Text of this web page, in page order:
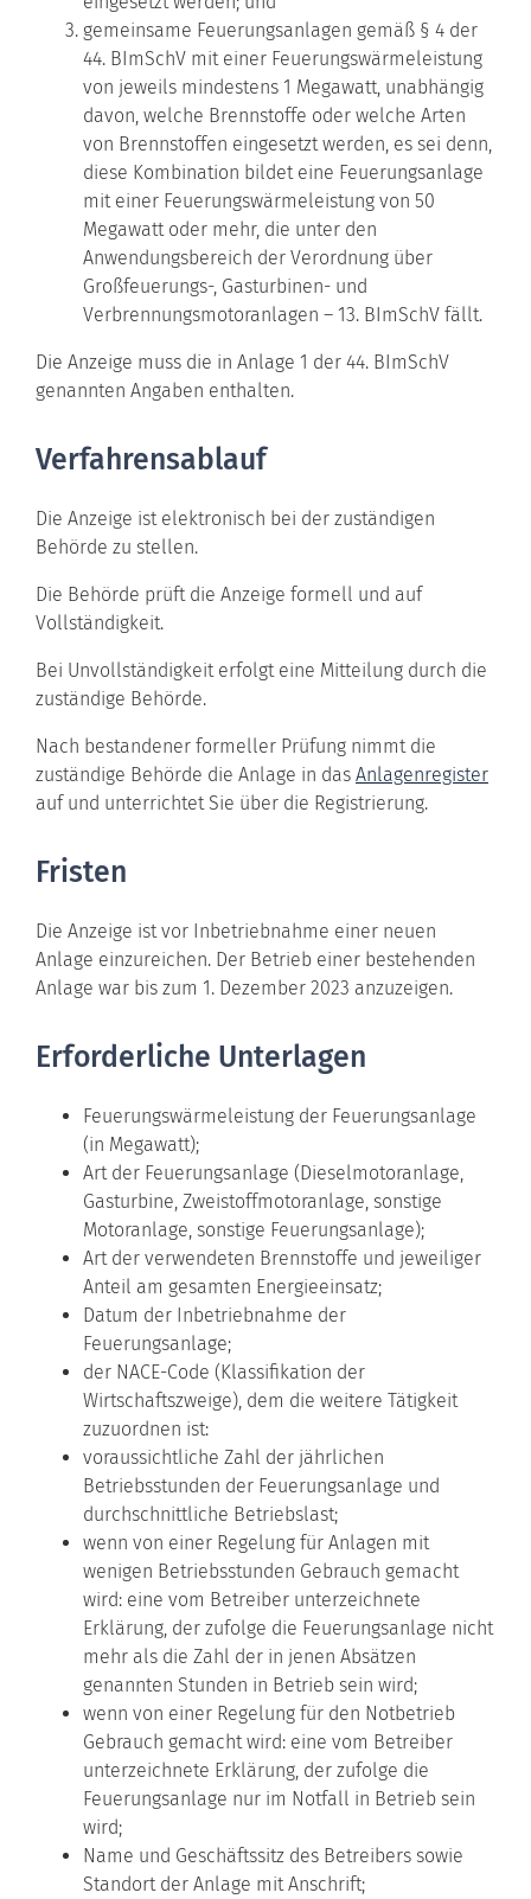
gemeinsame Feuerungsanlagen gemäß § 4 der
44. BImSchV mit einer Feuerungswärmeleistung
von jeweils mindestens 1 Megawatt, unabhängig
davon, welche Brennstoffe oder welche Arten
von Brennstoffen eingesetzt werden, es sei denn,
diese Kombination bildet eine Feuerungsanlage
mit einer Feuerungswärmeleistung von 50
Megawatt oder mehr, die unter den
Anwendungsbereich der Verordnung über
Großfeuerungs-, Gasturbinen- und
Verbrennungsmotoranlagen – 13. BImSchV fällt.
Die Anzeige muss die in Anlage 1 der 44. BImSchV
genannten Angaben enthalten.
Verfahrensablauf
Die Anzeige ist elektronisch bei der zuständigen
Behörde zu stellen.
Die Behörde prüft die Anzeige formell und auf
Vollständigkeit.
Bei Unvollständigkeit erfolgt eine Mitteilung durch die
zuständige Behörde.
Nach bestandener formeller Prüfung nimmt die
zuständige Behörde die Anlage in das Anlagenregister
auf und unterrichtet Sie über die Registrierung.
Fristen
Die Anzeige ist vor Inbetriebnahme einer neuen
Anlage einzureichen. Der Betrieb einer bestehenden
Anlage war bis zum 1. Dezember 2023 anzuzeigen.
Erforderliche Unterlagen
Feuerungswärmeleistung der Feuerungsanlage
(in Megawatt);
Art der Feuerungsanlage (Dieselmotoranlage,
Gasturbine, Zweistoffmotoranlage, sonstige
Motoranlage, sonstige Feuerungsanlage);
Art der verwendeten Brennstoffe und jeweiliger
Anteil am gesamten Energieeinsatz;
Datum der Inbetriebnahme der
Feuerungsanlage;
der NACE-Code (Klassifikation der
Wirtschaftszweige), dem die weitere Tätigkeit
zuzuordnen ist:
voraussichtliche Zahl der jährlichen
Betriebsstunden der Feuerungsanlage und
durchschnittliche Betriebslast;
wenn von einer Regelung für Anlagen mit
wenigen Betriebsstunden Gebrauch gemacht
wird: eine vom Betreiber unterzeichnete
Erklärung, der zufolge die Feuerungsanlage nicht
mehr als die Zahl der in jenen Absätzen
genannten Stunden in Betrieb sein wird;
wenn von einer Regelung für den Notbetrieb
Gebrauch gemacht wird: eine vom Betreiber
unterzeichnete Erklärung, der zufolge die
Feuerungsanlage nur im Notfall in Betrieb sein
wird;
Name und Geschäftssitz des Betreibers sowie
Standort der Anlage mit Anschrift;